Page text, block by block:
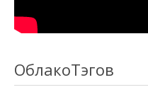
ОблакоТэгов